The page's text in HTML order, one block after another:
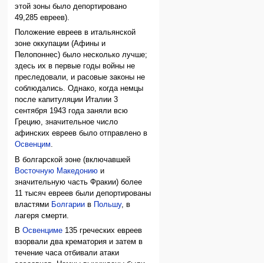
этой зоны было депортировано
49,285 евреев).
Положение евреев в итальянской
зоне оккупации (Афины и
Пелопоннес) было несколько лучше;
здесь их в первые годы войны не
преследовали, и расовые законы не
соблюдались. Однако, когда немцы
после капитуляции Италии 3
сентября 1943 года заняли всю
Грецию, значительное число
афинских евреев было отправлено в
Освенцим.
В болгарской зоне (включавшей
Восточную Македонию и
значительную часть Фракии) более
11 тысяч евреев были депортированы
властями Болгарии в Польшу, в
лагеря смерти.
ВОсвенциме 135 греческих евреев
взорвали два крематория и затем в
течение часа отбивали атаки